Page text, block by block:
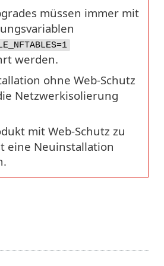
müssen immer mit
werden.
ohne Web-Schutz
Netzwerkisolierung
mit Web-Schutz zu
eine Neuinstallation